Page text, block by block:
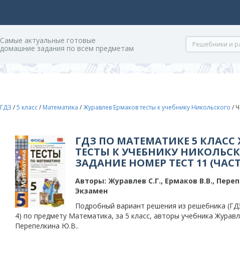
Cамые актуальные готовые
домашние задания по всем предметам
ГДЗ /5 класс/ Математика /Журавлев Ермаков тесты к учебнику Никольского /
ГДЗ ПО МАТЕМАТИКЕ 5
ТЕСТЫ К УЧЕБНИКУ
ЗАДАНИЕ НОМЕР ТЕСТ 11
Авторы: Журавлев С.Г., Ермаков В.В.,
Экзамен
Подробный вариант решения из решебника
4) по предмету Математика, за 5 класс, авторы учебника
Перепелкина Ю.В..